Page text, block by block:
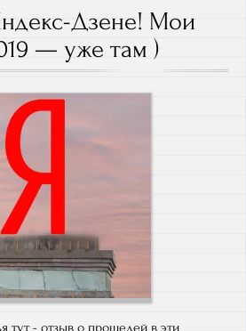
Дзене! Мои
— уже там )